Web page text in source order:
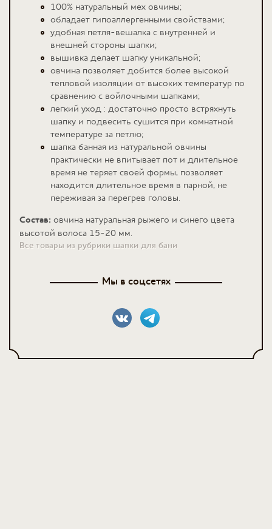
100% натуральный мех овчины;
обладает гипоаллергенными свойствами;
удобная петля-вешалка с внутренней и
внешней стороны шапки;
вышивка делает шапку уникальной;
овчина позволяет добится более высокой
тепловой изоляции от высоких температур по
сравнению с войлочными шапками;
легкий уход : достаточно просто встряхнуть
шапку и подвесить сушится при комнатной
температуре за петлю;
шапка банная из натуральной овчины
практически не впитывает пот и длительное
время не теряет своей формы, позволяет
находится длительное время в парной, не
переживая за перегрев головы.
Состав: овчина натуральная рыжего и синего цвета
высотой волоса 15-20 мм.
Все товары из рубрики шапки для бани
Мы в соцсетях